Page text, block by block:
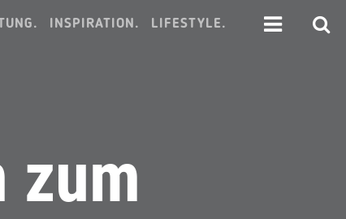
INSPIRATION. LIFESTYLE.
zum